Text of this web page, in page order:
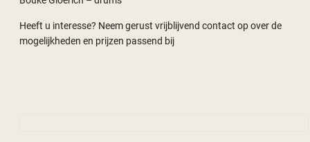
Heeft u interesse? Neem gerust vrijblijvend contact op over de
mogelijkheden en prijzen passend bij